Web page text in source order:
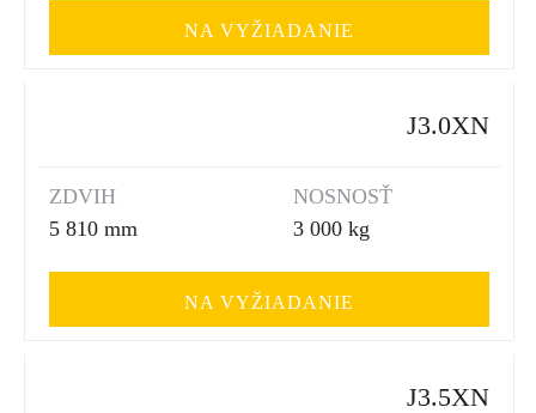
NA VYŽIADANIE
J3.0XN
ZDVIH
5 810 mm
NOSNOSŤ
3 000 kg
NA VYŽIADANIE
J3.5XN